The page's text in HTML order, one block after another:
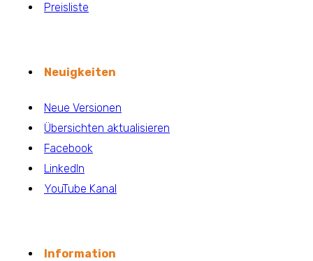
Preisliste
Neuigkeiten
Neue Versionen
Übersichten aktualisieren
Facebook
LinkedIn
YouTube Kanal
Information